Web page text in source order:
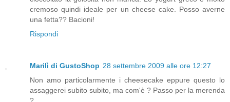
cremoso quindi ideale per un cheese cake. Posso averne
una fetta?? Bacioni!
Rispondi
Marilì di GustoShop 28 settembre 2009 alle ore 12:27
Non amo particolarmente i cheesecake eppure questo lo
assaggerei subito subito, ma com'è ? Passo per la merenda
?